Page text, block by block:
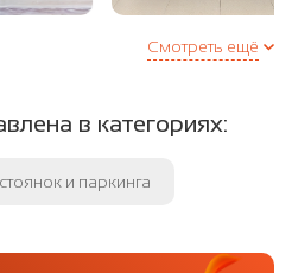
Смотреть ещё
в категориях:
и паркинга